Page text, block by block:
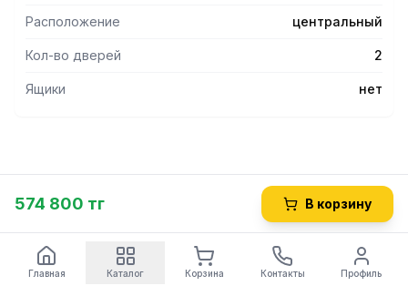
Расположение центральный
Кол-во дверей 2
Ящики нет
574 800 тг В корзину
Главная Каталог Корзина Контакты Профиль